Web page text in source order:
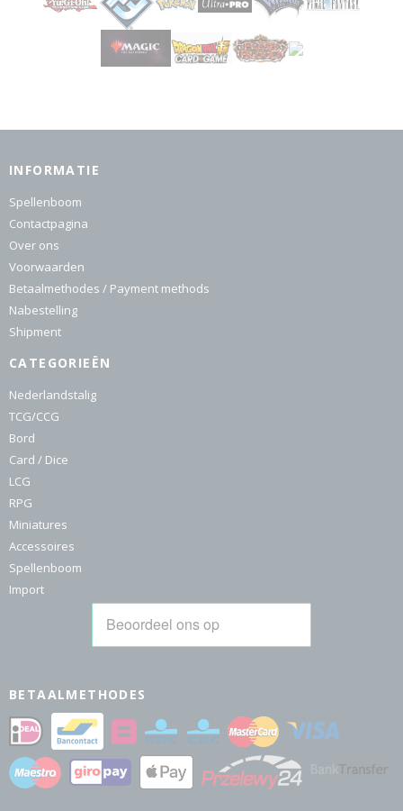
INFORMATIE
Spellenboom
Contactpagina
Over ons
Voorwaarden
Betaalmethodes / Payment methods
Nabestelling
Shipment
CATEGORIEËN
Nederlandstalig
TCG/CCG
Bord
Card / Dice
LCG
RPG
Miniatures
Accessoires
Spellenboom
Import
BETAALMETHODES